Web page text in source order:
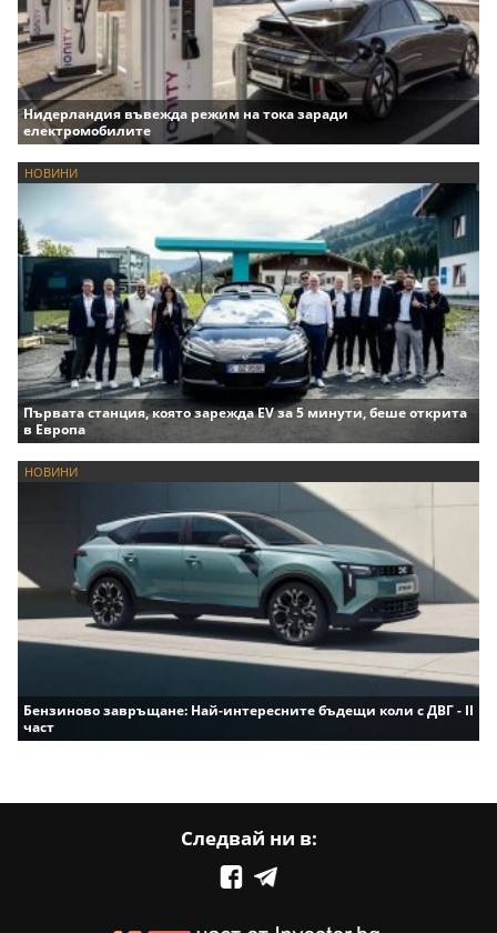
Нидерландия въвежда режим на тока заради
електромобилите
НОВИНИ
Първата станция, която зарежда EV за 5 минути, беше открита
в Европа
НОВИНИ
Бензиново завръщане: Най-интересните бъдещи коли с ДВГ - II
част
Следвай ни в: